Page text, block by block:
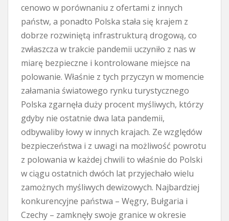
cenowo w porównaniu z ofertami z innych
państw, a ponadto Polska stała się krajem z
dobrze rozwiniętą infrastrukturą drogową, co
zwłaszcza w trakcie pandemii uczyniło z nas w
miarę bezpieczne i kontrolowane miejsce na
polowanie. Właśnie z tych przyczyn w momencie
załamania światowego rynku turystycznego
Polska zgarnęła duży procent myśliwych, którzy
gdyby nie ostatnie dwa lata pandemii,
odbywaliby łowy w innych krajach. Ze względów
bezpieczeństwa i z uwagi na możliwość powrotu
z polowania w każdej chwili to właśnie do Polski
w ciągu ostatnich dwóch lat przyjechało wielu
zamożnych myśliwych dewizowych. Najbardziej
konkurencyjne państwa – Węgry, Bułgaria i
Czechy – zamknęły swoje granice w okresie